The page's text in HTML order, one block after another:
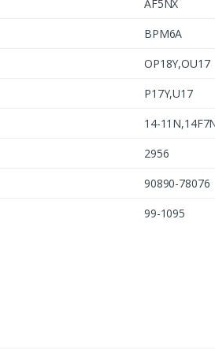
AF5NX
BPM6A
OP18Y,OU17
P17Y,U17
14-
2956
90890-78076
99-1095